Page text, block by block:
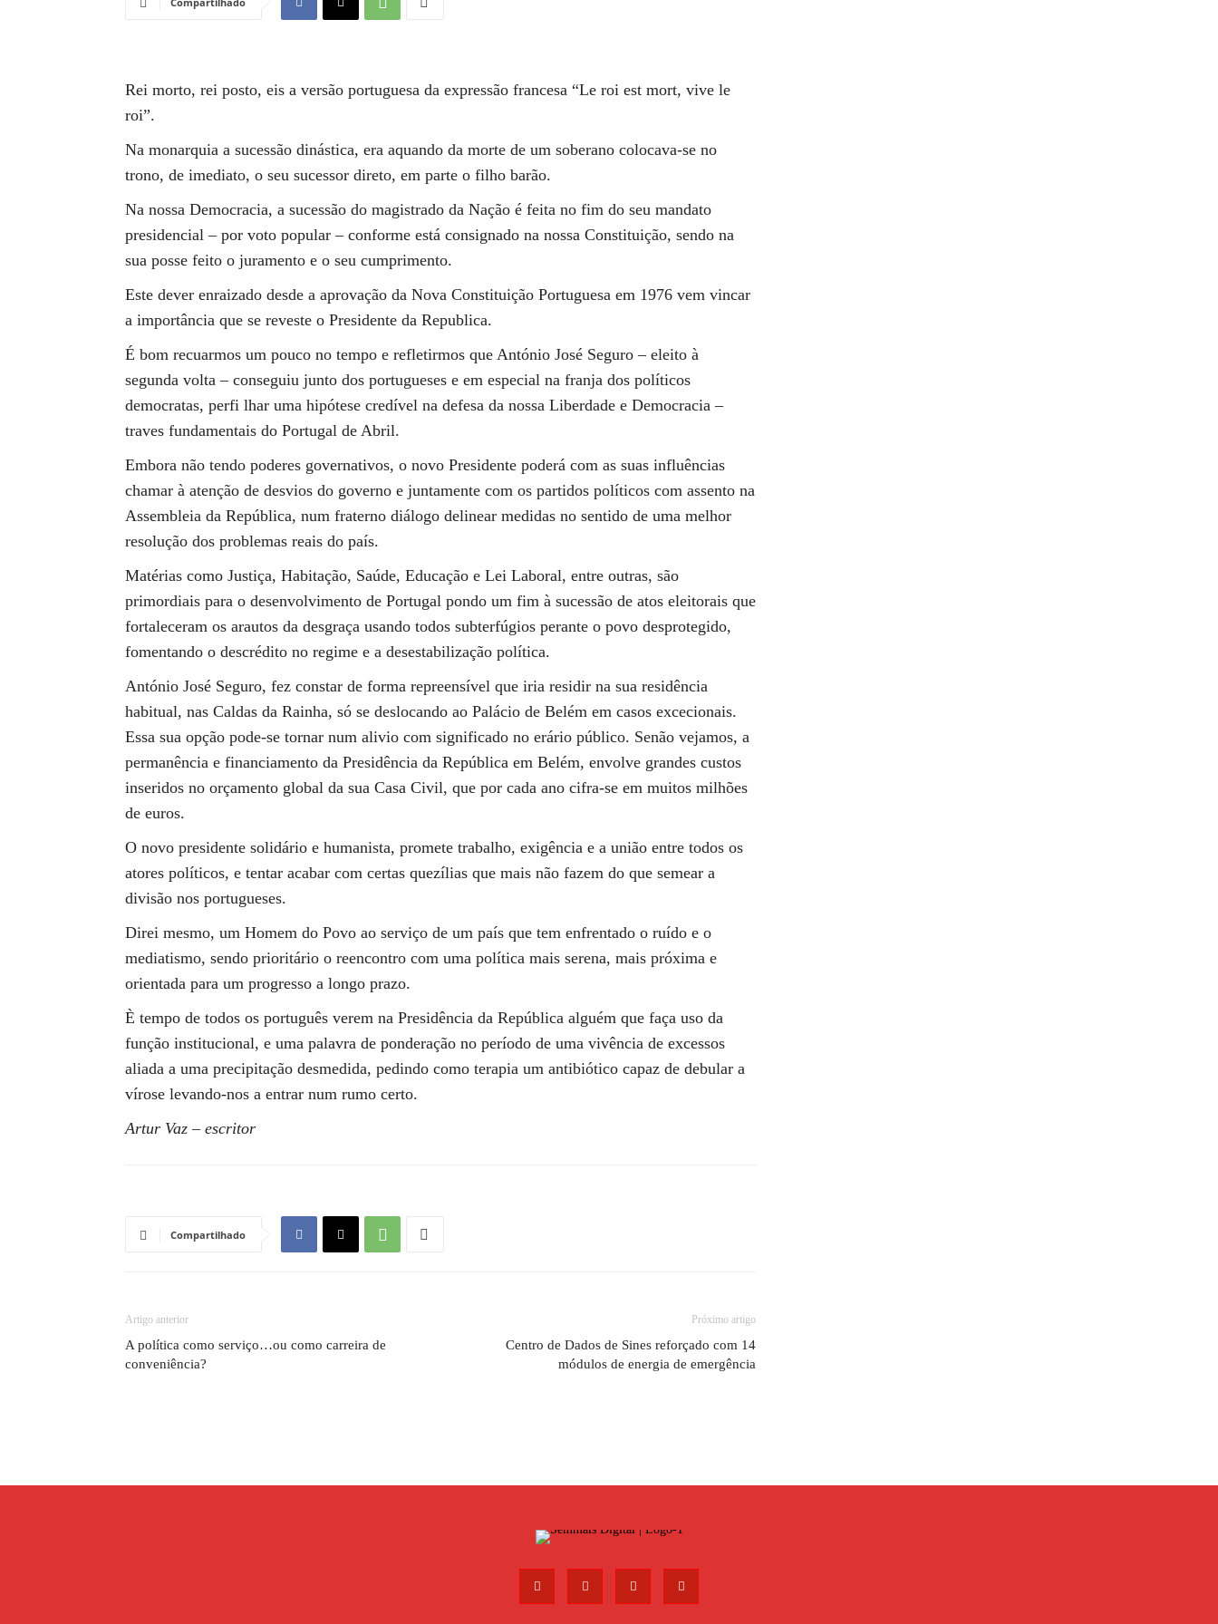
Rei morto, rei posto, eis a versão portuguesa da expressão francesa “Le roi est mort, vive le
roi”.
Na monarquia a sucessão dinástica, era aquando da morte de um soberano colocava-se no
trono, de imediato, o seu sucessor direto, em parte o filho barão.
Na nossa Democracia, a sucessão do magistrado da Nação é feita no fim do seu mandato
presidencial – por voto popular – conforme está consignado na nossa Constituição, sendo na
sua posse feito o juramento e o seu cumprimento.
Este dever enraizado desde a aprovação da Nova Constituição Portuguesa em 1976 vem vincar
a importância que se reveste o Presidente da Republica.
É bom recuarmos um pouco no tempo e refletirmos que António José Seguro – eleito à
segunda volta – conseguiu junto dos portugueses e em especial na franja dos políticos
democratas, perfi lhar uma hipótese credível na defesa da nossa Liberdade e Democracia –
traves fundamentais do Portugal de Abril.
Embora não tendo poderes governativos, o novo Presidente poderá com as suas influências
chamar à atenção de desvios do governo e juntamente com os partidos políticos com assento na
Assembleia da República, num fraterno diálogo delinear medidas no sentido de uma melhor
resolução dos problemas reais do país.
Matérias como Justiça, Habitação, Saúde, Educação e Lei Laboral, entre outras, são
primordiais para o desenvolvimento de Portugal pondo um fim à sucessão de atos eleitorais que
fortaleceram os arautos da desgraça usando todos subterfúgios perante o povo desprotegido,
fomentando o descrédito no regime e a desestabilização política.
António José Seguro, fez constar de forma repreensível que iria residir na sua residência
habitual, nas Caldas da Rainha, só se deslocando ao Palácio de Belém em casos excecionais.
Essa sua opção pode-se tornar num alivio com significado no erário público. Senão vejamos, a
permanência e financiamento da Presidência da República em Belém, envolve grandes custos
inseridos no orçamento global da sua Casa Civil, que por cada ano cifra-se em muitos milhões
de euros.
O novo presidente solidário e humanista, promete trabalho, exigência e a união entre todos os
atores políticos, e tentar acabar com certas quezílias que mais não fazem do que semear a
divisão nos portugueses.
Direi mesmo, um Homem do Povo ao serviço de um país que tem enfrentado o ruído e o
mediatismo, sendo prioritário o reencontro com uma política mais serena, mais próxima e
orientada para um progresso a longo prazo.
È tempo de todos os português verem na Presidência da República alguém que faça uso da
função institucional, e uma palavra de ponderação no período de uma vivência de excessos
aliada a uma precipitação desmedida, pedindo como terapia um antibiótico capaz de debular a
vírose levando-nos a entrar num rumo certo.
Artur Vaz – escritor
Compartilhado
Artigo anterior
A política como serviço…ou como carreira de
conveniência?
Próximo artigo
Centro de Dados de Sines reforçado com 14
módulos de energia de emergência